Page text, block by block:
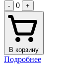
- 0 +
В корзину
Подробнее